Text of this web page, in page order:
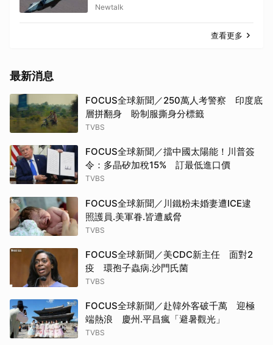
Newtalk
查看更多
最新消息
FOCUS全球新聞／250萬人考警察 印度底
層拼翻身 盼制服撕身分標籤
TVBS
FOCUS全球新聞／擋中國太陽能！川普簽
令：多晶矽加稅15% 訂最低進口價
TVBS
FOCUS全球新聞／川鐵粉未婚妻遭ICE逮
照護員.美軍眷.皆遭威脅
TVBS
FOCUS全球新聞／美CDC新主任 面對2
疫 環孢子蟲病.沙門氏菌
TVBS
FOCUS全球新聞／赴韓外客破千萬 迎極
端熱浪 慶州.平昌瘋「避暑觀光」
TVBS